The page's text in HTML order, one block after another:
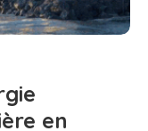
en